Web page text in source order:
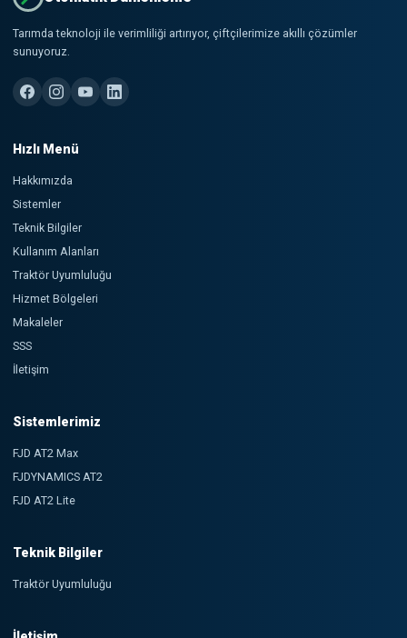
Tarımda teknoloji ile verimliliği artırıyor, çiftçilerimize akıllı çözümler
sunuyoruz.
Hızlı Menü
Hakkımızda
Sistemler
Teknik Bilgiler
Kullanım Alanları
Traktör Uyumluluğu
Hizmet Bölgeleri
Makaleler
SSS
İletişim
Sistemlerimiz
FJD AT2 Max
FJDYNAMICS AT2
FJD AT2 Lite
Teknik Bilgiler
Traktör Uyumluluğu